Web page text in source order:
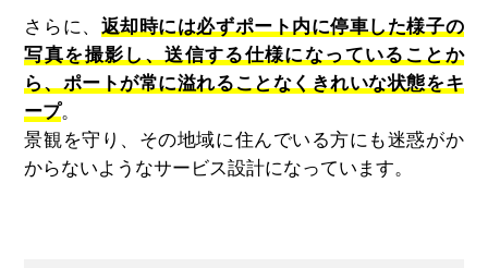
さらに、 返却時には必ずポート内に停車した様子の
写真を撮影し、送信する仕様になっていることか
ら、ポートが常に溢れることなくきれいな状態をキ
ープ。
景観を守り、その地域に住んでいる方にも迷惑がか
からないようなサービス設計になっています。